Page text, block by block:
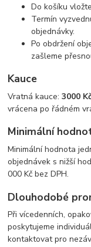
Do košíku
Termín
objednávky.
Po obdržení
zašleme
Kauce
Vratná kauce:3000
vrácena po řádném
Minimální
Minimální hodnota
objednávek s nižší
000 Kč bez DPH.
Dlouhodobé
Při vícedenních,
poskytujeme
kontaktovat pro